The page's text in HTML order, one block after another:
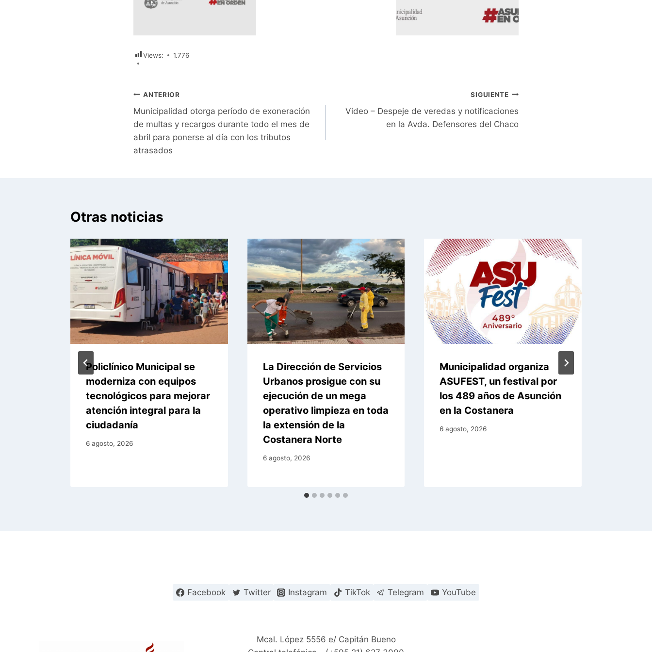
Views: 1.776
Navegación
de
entradas
ANTERIOR
Municipalidad otorga período de exoneración
de multas y recargos durante todo el mes de
abril para ponerse al día con los tributos
atrasados
SIGUIENTE
Video – Despeje de veredas y notificaciones
en la Avda. Defensores del Chaco
Otras noticias
Policlínico Municipal se
moderniza con equipos
tecnológicos para mejorar
atención integral para la
ciudadanía
6 agosto, 2026
La Dirección de Servicios
Urbanos prosigue con su
ejecución de un mega
operativo limpieza en toda
la extensión de la
Costanera Norte
6 agosto, 2026
Municipalidad organiza
ASUFEST, un festival por
los 489 años de Asunción
en la Costanera
6 agosto, 2026
Facebook Twitter Instagram TikTok Telegram YouTube
Mcal. López 5556 e/ Capitán Bueno